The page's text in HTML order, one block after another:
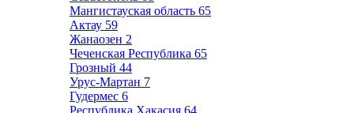
Мангистауская область 65
Актау 59
Жанаозен 2
Чеченская Республика 65
Грозный 44
Урус-Мартан 7
Гудермес 6
Республика Хакасия 64